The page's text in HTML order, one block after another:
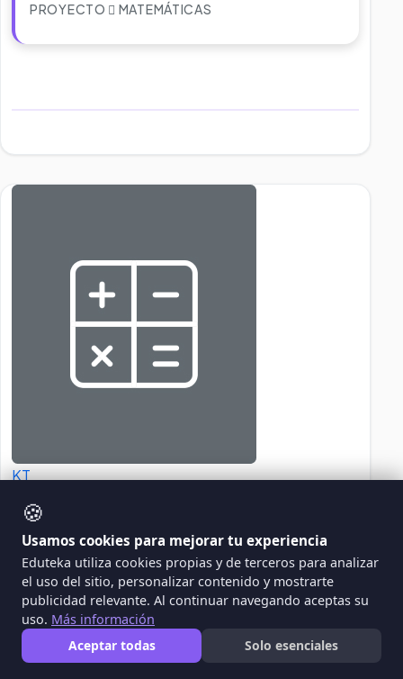
PROYECTO MATEMÁTICAS
KT
Kevin Tsai - - - -
Operaciones Básicas (Suma, Resta,
División Y Multiplicación
primeramente, el curso se va a enfocar en
enseñarles a los estudiantes de tercer grado el
🍪
Usamos cookies para mejorar tu experiencia
Eduteka utiliza cookies propias y de terceros para analizar
el uso del sitio, personalizar contenido y mostrarte
publicidad relevante. Al continuar navegando aceptas su
uso. Más información
Aceptar todas
Solo esenciales